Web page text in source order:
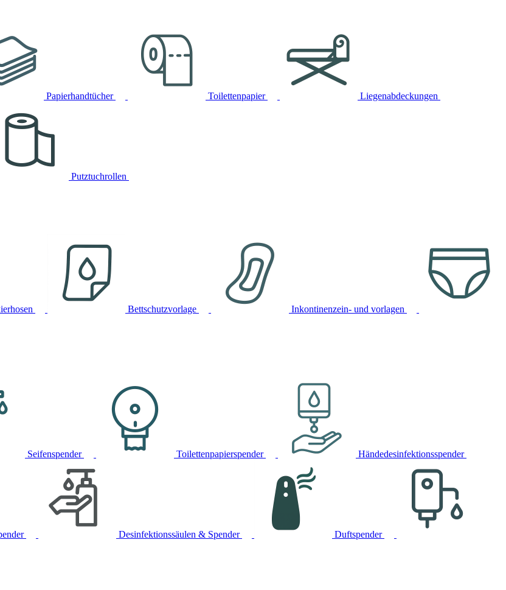
Papierhandtücher Toilettenpapier Liegenabdeckungen
Putztuchrollen
Bettschutzvorlage
Inkontinenzein- und vorlagen
Seifenspender Toilettenpapierspender Händedesinfektionsspender
Desinfektionssäulen & Spender
Duftspender